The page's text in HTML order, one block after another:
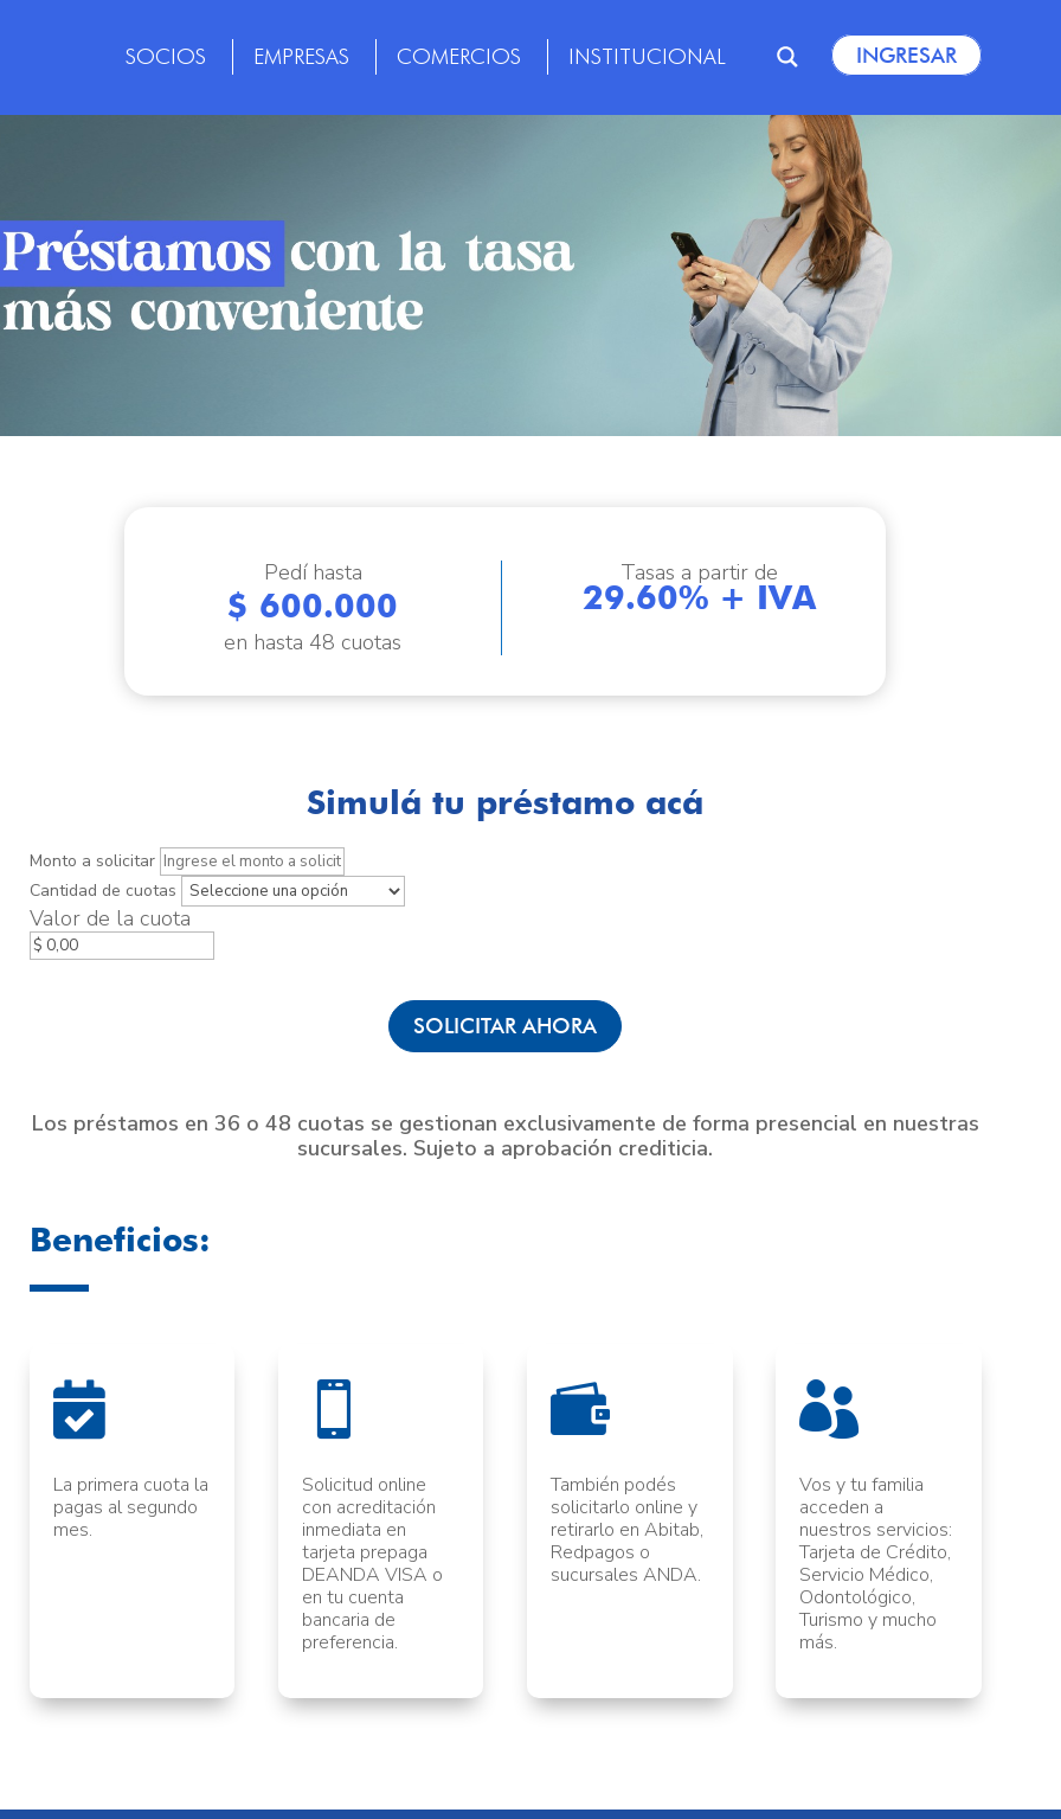
SOCIOS EMPRESAS COMERCIOS INSTITUCIONAL INGRESAR
Pedí hasta
$ 600.000
en hasta 48 cuotas
Tasas a partir de
29.60% + IVA
Simulá tu préstamo acá
Monto a solicitar
Cantidad de cuotas
Valor de la cuota
SOLICITAR AHORA
Los préstamos en 36 o 48 cuotas se gestionan exclusivamente de forma presencial en nuestras
sucursales. Sujeto a aprobación crediticia.
Beneficios:

La primera cuota la
pagas al segundo
mes.

Solicitud online
con acreditación
inmediata en
tarjeta prepaga
DEANDA VISA o
en tu cuenta
bancaria de
preferencia.

También podés
solicitarlo online y
retirarlo en Abitab,
Redpagos o
sucursales ANDA.

Vos y tu familia
acceden a
nuestros servicios:
Tarjeta de Crédito,
Servicio Médico,
Odontológico,
Turismo y mucho
más.